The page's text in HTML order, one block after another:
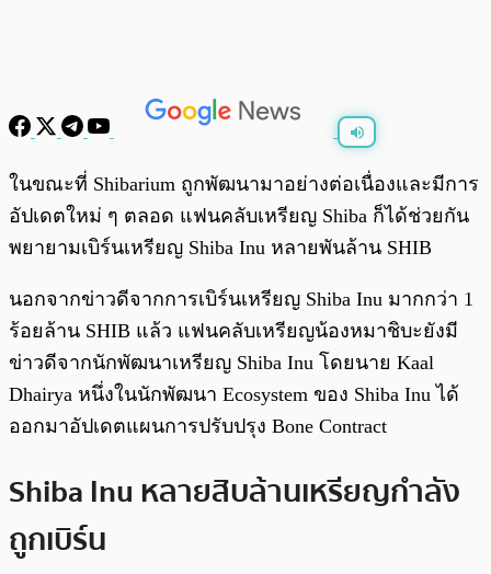
พร้อมเล่น 0:00 0:00
ในขณะที่ Shibarium ถูกพัฒนามาอย่างต่อเนื่องและมีการ
อัปเดตใหม่ ๆ ตลอด แฟนคลับเหรียญ Shiba ก็ได้ช่วยกัน
พยายามเบิร์นเหรียญ Shiba Inu หลายพันล้าน SHIB
นอกจากข่าวดีจากการเบิร์นเหรียญ Shiba Inu มากกว่า 1
ร้อยล้าน SHIB แล้ว แฟนคลับเหรียญน้องหมาชิบะยังมี
ข่าวดีจากนักพัฒนาเหรียญ Shiba Inu โดยนาย Kaal
Dhairya หนึ่งในนักพัฒนา Ecosystem ของ Shiba Inu ได้
ออกมาอัปเดตแผนการปรับปรุง Bone Contract
Shiba Inu หลายสิบล้านเหรียญกำลัง
ถูกเบิร์น